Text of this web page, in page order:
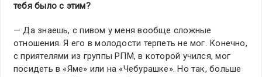
тебя было с этим?
— Да знаешь, с пивом у меня вообще сложные
отношения. Я его в молодости терпеть не мог. Конечно,
с приятелями из группы РПМ, в которой учился, мог
посидеть в «Яме» или на «Чебурашке». Но так, больше